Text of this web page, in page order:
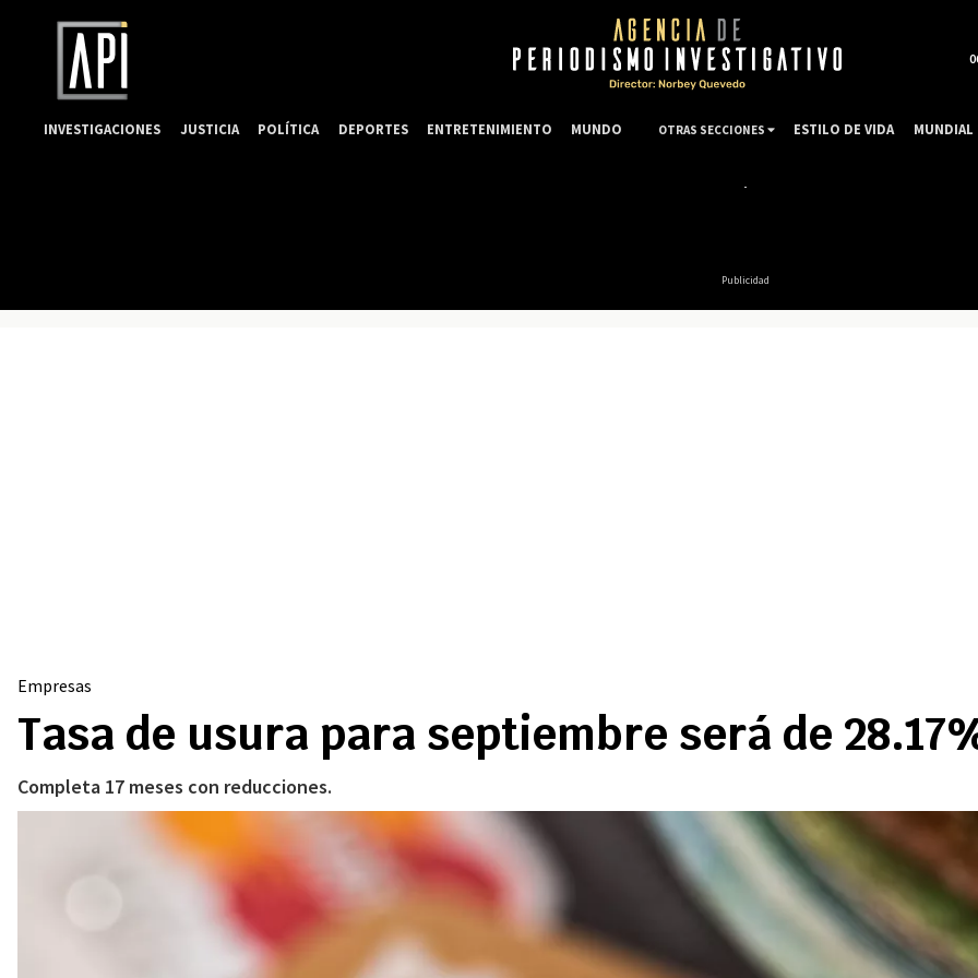
Publicidad
Empresas
Tasa de usura para septiembre será de
Completa 17 meses con reducciones.
INVESTIGACIONES JUSTICIA POLÍTICA DEPORTES ENTRETENIMIENTO MUNDO OTRAS SECCIONES ESTILO DE VIDA MUNDIAL